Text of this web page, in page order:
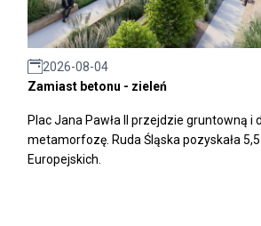
2026-08-04
Zamiast betonu - zieleń
Plac Jana Pawła II przejdzie gruntowną i
metamorfozę. Ruda Śląska pozyskała
Europejskich.